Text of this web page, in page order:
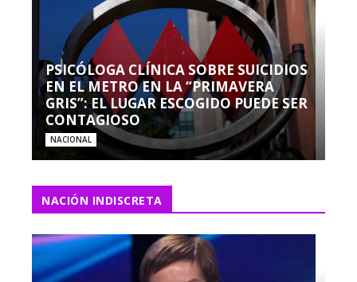
PSICÓLOGA CLÍNICA SOBRE SUICIDIOS
EN EL METRO EN LA “PRIMAVERA
GRIS”: EL LUGAR ESCOGIDO PUEDE SER
CONTAGIOSO
NACIONAL
NACIÓN INDISCRETA